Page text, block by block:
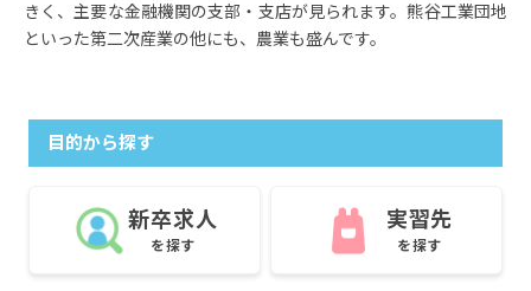
きく、主要な金融機関の支部・支店が見られます。熊谷工業団地
といった第二次産業の他にも、農業も盛んです。
目的から探す
新卒求人
を探す
実習先
を探す